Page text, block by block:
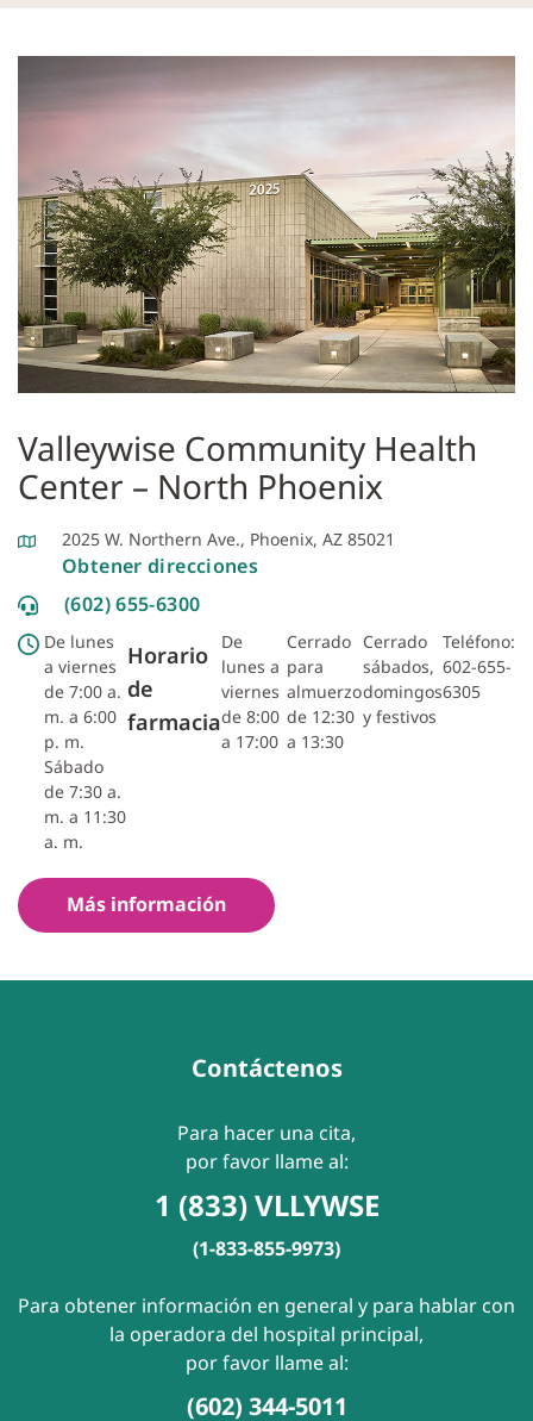
Valleywise Community Health
Center – North Phoenix
2025 W. Northern Ave., Phoenix, AZ 85021
Obtener direcciones
(602) 655-6300
De lunes
a viernes
de 7:00 a.
m. a 6:00
p. m.
Sábado
de 7:30 a.
m. a 11:30
a. m.
Horario
de
farmacia
De
lunes a
viernes
de 8:00
a 17:00
Cerrado
para
almuerzo
de 12:30
a 13:30
Cerrado
sábados,
domingos
y festivos
Teléfono:
602-655-
6305
Más información
Contáctenos
Para hacer una cita,
por favor llame al:
1 (833) VLLYWSE
(1-833-855-9973)
Para obtener información en general y para hablar con
la operadora del hospital principal,
por favor llame al:
(602) 344-5011